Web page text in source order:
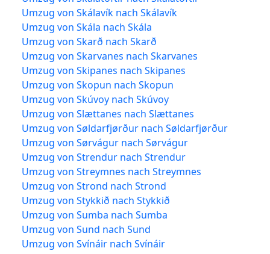
Umzug von Skálavík nach Skálavík
Umzug von Skála nach Skála
Umzug von Skarð nach Skarð
Umzug von Skarvanes nach Skarvanes
Umzug von Skipanes nach Skipanes
Umzug von Skopun nach Skopun
Umzug von Skúvoy nach Skúvoy
Umzug von Slættanes nach Slættanes
Umzug von Søldarfjørður nach Søldarfjørður
Umzug von Sørvágur nach Sørvágur
Umzug von Strendur nach Strendur
Umzug von Streymnes nach Streymnes
Umzug von Strond nach Strond
Umzug von Stykkið nach Stykkið
Umzug von Sumba nach Sumba
Umzug von Sund nach Sund
Umzug von Svínáir nach Svínáir